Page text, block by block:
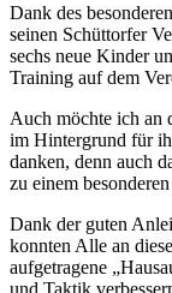
Dank des
seinen Schüttorfer
sechs neue Kinder
Training auf dem
Auch möchte ich an
im Hintergrund für
danken, denn auch
zu einem
Dank der guten
konnten Alle an
aufgetragene
und Taktik